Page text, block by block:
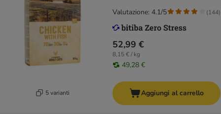
5 varianti
52,99 €
8,15 € / kg
49,28 €
Valutazione: 4.1/5 (144)
Aggiungi al carrello